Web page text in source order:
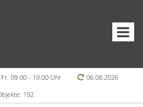
09.00 - 19.00 Uhr
06.08.2026
192